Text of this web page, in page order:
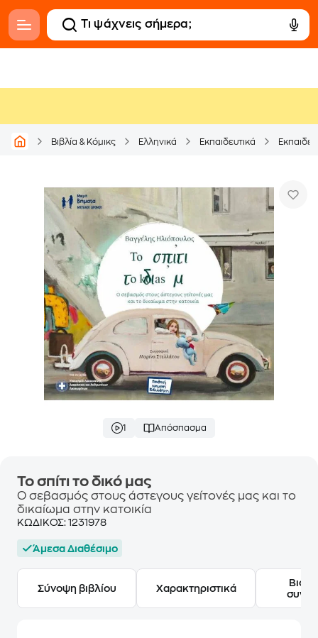
Βιβλία & Κόμικς Ελληνικά Εκπαιδευτικά
1 Απόσπασμα
Το σπίτι το δικό μας
Ο σεβασμός στους άστεγους γείτονές μας και το
δικαίωμα στην κατοικία
ΚΩΔΙΚΟΣ: 1231978
Άμεσα Διαθέσιμο
Σύνοψη βιβλίου Χαρακτηριστικά